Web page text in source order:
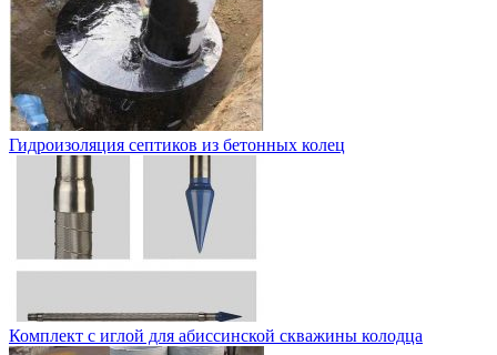
Гидроизоляция септиков из бетонных колец
Комплект с иглой для абиссинской скважины колодца